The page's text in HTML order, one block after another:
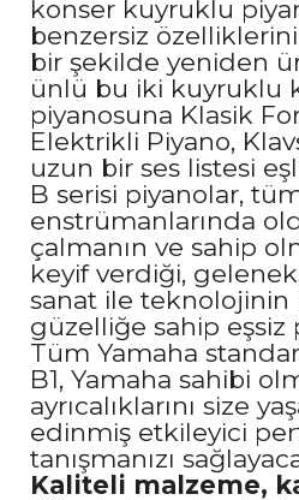
konser kuyruklu
benzersiz özelliklerini
bir şekilde yeniden
ünlü bu iki kuyruklu
piyanosuna Klasik
Elektrikli Piyano,
uzun bir ses listesi
B serisi piyanolar,
enstrümanlarında
çalmanın ve sahip
keyif verdiği,
sanat ile teknolojinin
güzelliğe sahip eşsiz
Tüm Yamaha
B1, Yamaha sahibi
ayrıcalıklarını size
edinmiş etkileyici
tanışmanızı
Kaliteli malzeme,